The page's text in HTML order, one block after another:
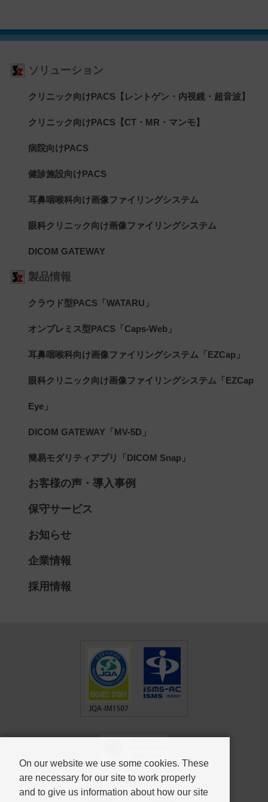
ソリューション
クリニック向けPACS【レントゲン・内視鏡・超音波】
クリニック向けPACS【CT・MR・マンモ】
病院向けPACS
健診施設向けPACS
耳鼻咽喉科向け画像ファイリングシステム
眼科クリニック向け画像ファイリングシステム
DICOM GATEWAY
製品情報
クラウド型PACS「WATARU」
オンプレミス型PACS「Caps-Web」
耳鼻咽喉科向け画像ファイリングシステム「EZCap」
眼科クリニック向け画像ファイリングシステム「EZCap
Eye」
DICOM GATEWAY「MV-5D」
簡易モダリティアプリ「DICOM Snap」
お客様の声・導入事例
保守サービス
お知らせ
企業情報
採用情報
個人情報保護方針
On our website we use some cookies. These
are necessary for our site to work properly
and to give us information about how our site